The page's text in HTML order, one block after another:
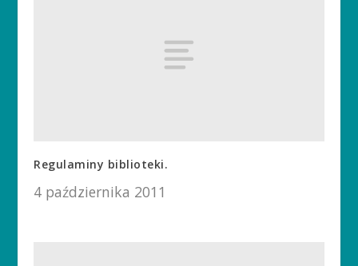
Regulaminy biblioteki.
4 października 2011